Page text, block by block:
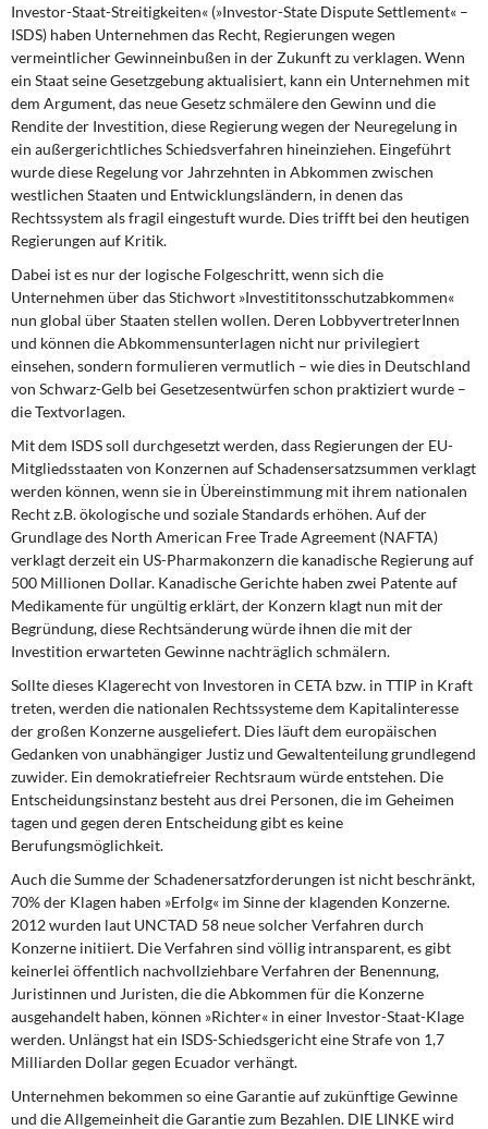
Investor-Staat-Streitigkeiten« (»Investor-State Dispute Settlement« –
ISDS) haben Unternehmen das Recht, Regierungen wegen
vermeintlicher Gewinneinbußen in der Zukunft zu verklagen. Wenn
ein Staat seine Gesetzgebung aktualisiert, kann ein Unternehmen mit
dem Argument, das neue Gesetz schmälere den Gewinn und die
Rendite der Investition, diese Regierung wegen der Neuregelung in
ein außergerichtliches Schiedsverfahren hineinziehen. Eingeführt
wurde diese Regelung vor Jahrzehnten in Abkommen zwischen
westlichen Staaten und Entwicklungsländern, in denen das
Rechtssystem als fragil eingestuft wurde. Dies trifft bei den heutigen
Regierungen auf Kritik.
Dabei ist es nur der logische Folgeschritt,wenn sich die
Unternehmen über das Stichwort »Investititonsschutzabkommen«
nun global über Staaten stellen wollen. Deren LobbyvertreterInnen
und können die Abkommensunterlagen nicht nur privilegiert
einsehen, sondern formulieren vermutlich – wie dies in Deutschland
von Schwarz-Gelb bei Gesetzesentwürfen schon praktiziert wurde –
die Textvorlagen.
Mit dem ISDS soll durchgesetzt werden,dass Regierungen der EU-
Mitgliedsstaaten von Konzernen auf Schadensersatzsummen verklagt
werden können, wenn sie in Übereinstimmung mit ihrem nationalen
Recht z.B. ökologische und soziale Standards erhöhen. Auf der
Grundlage des North American Free Trade Agreement (NAFTA)
verklagt derzeit ein US-Pharmakonzern die kanadische Regierung auf
500 Millionen Dollar. Kanadische Gerichte haben zwei Patente auf
Medikamente für ungültig erklärt, der Konzern klagt nun mit der
Begründung, diese Rechtsänderung würde ihnen die mit der
Investition erwarteten Gewinne nachträglich schmälern.
Sollte dieses Klagerecht von Investoren in CETA bzw. in TTIP in Kraft
treten, werden die nationalen Rechtssysteme dem Kapitalinteresse
der großen Konzerne ausgeliefert. Dies läuft dem europäischen
Gedanken von unabhängiger Justiz und Gewaltenteilung grundlegend
zuwider. Ein demokratiefreier Rechtsraum würde entstehen. Die
Entscheidungsinstanz besteht aus drei Personen, die im Geheimen
tagen und gegen deren Entscheidung gibt es keine
Berufungsmöglichkeit.
Auch die Summe der Schadenersatzforderungen ist nicht beschränkt,
70% der Klagen haben »Erfolg« im Sinne der klagenden Konzerne.
2012 wurden laut UNCTAD 58 neue solcher Verfahren durch
Konzerne initiiert. Die Verfahren sind völlig intransparent, es gibt
keinerlei öffentlich nachvollziehbare Verfahren der Benennung,
Juristinnen und Juristen, die die Abkommen für die Konzerne
ausgehandelt haben, können »Richter« in einer Investor-Staat-Klage
werden. Unlängst hat ein ISDS-Schiedsgericht eine Strafe von 1,7
Milliarden Dollar gegen Ecuador verhängt.
Unternehmen bekommen so eine Garantieauf zukünftige Gewinne
und die Allgemeinheit die Garantie zum Bezahlen. DIE LINKE wird